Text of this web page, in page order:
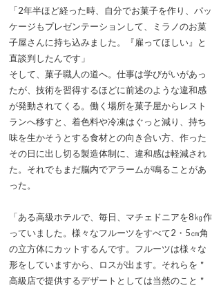
「2年半ほど経った時、自分でお菓子を作り、パッ
ケージもプレゼンテーションして、ミラノのお菓
子屋さんに持ち込みました。『雇ってほしい』と
直談判したんです」
そして、菓子職人の道へ。仕事は学びがいがあっ
たが、技術を習得するほどに前述のような違和感
が発動されてくる。働く場所を菓子屋からレスト
ランへ移すと、着色料や冷凍はぐっと減り、持ち
味を生かそうとする食材との向き合い方、作った
その日に出し切る製造体制に、違和感は軽減され
た。それでもまだ脳内でアラームが鳴ることがあ
った。
「ある高級ホテルで、毎日、マチェドニアを8㎏作
っていました。様々なフルーツをすべて2・5㎝角
の立方体にカットするんです。フルーツは様々な
形をしていますから、ロスが出ます。それらを＂
高級店で提供するデザートとしては当然のこと＂